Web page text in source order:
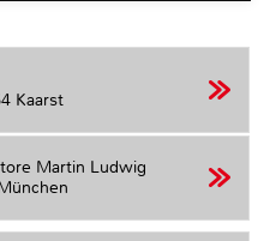
Kaarst
Martin Ludwig